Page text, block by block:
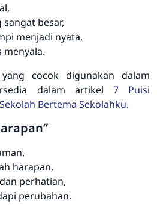
besar,
menjadi nyata,
menyala.
cocok digunakan dalam
dalam artikel 7 Puisi
Bertema Sekolahku.
harapan,
perhatian,
perubahan.